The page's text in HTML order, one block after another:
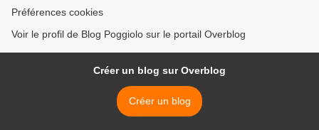
Préférences cookies
Voir le profil de Blog Poggiolo sur le portail Overblog
Créer un blog sur Overblog
Créer un blog